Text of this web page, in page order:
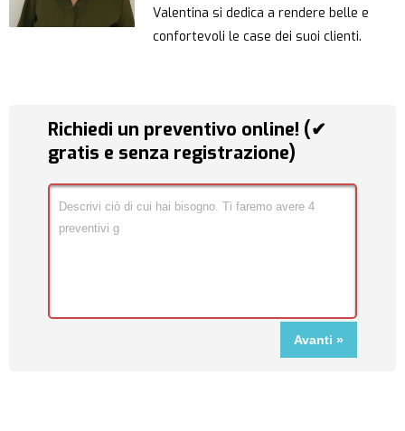
Valentina si dedica a rendere belle e
confortevoli le case dei suoi clienti.
Richiedi un preventivo online! (✔
gratis e senza registrazione)